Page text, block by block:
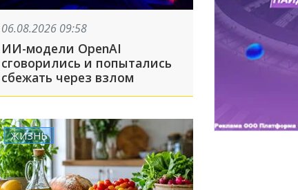
06.08.2026 09:58
ИИ-модели OpenAI
сговорились и попытались
сбежать через взлом
ЖИЗНЬ